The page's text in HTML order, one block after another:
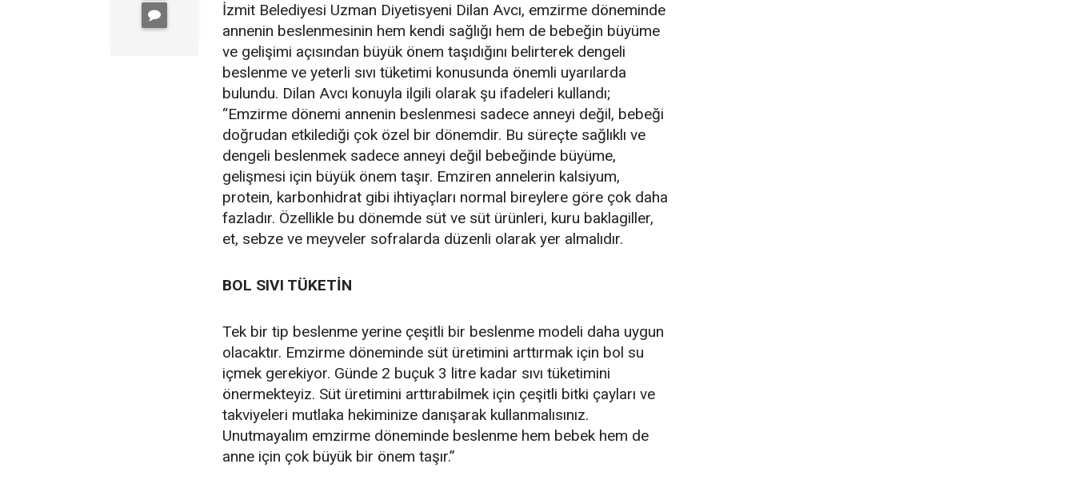
İzmit Belediyesi Uzman Diyetisyeni Dilan Avcı, emzirme döneminde
annenin beslenmesinin hem kendi sağlığı hem de bebeğin büyüme
ve gelişimi açısından büyük önem taşıdığını belirterek dengeli
beslenme ve yeterli sıvı tüketimi konusunda önemli uyarılarda
bulundu. Dilan Avcı konuyla ilgili olarak şu ifadeleri kullandı;
“Emzirme dönemi annenin beslenmesi sadece anneyi değil, bebeği
doğrudan etkilediği çok özel bir dönemdir. Bu süreçte sağlıklı ve
dengeli beslenmek sadece anneyi değil bebeğinde büyüme,
gelişmesi için büyük önem taşır. Emziren annelerin kalsiyum,
protein, karbonhidrat gibi ihtiyaçları normal bireylere göre çok daha
fazladır. Özellikle bu dönemde süt ve süt ürünleri, kuru baklagiller,
et, sebze ve meyveler sofralarda düzenli olarak yer almalıdır.
BOL SIVI TÜKETİN
Tek bir tip beslenme yerine çeşitli bir beslenme modeli daha uygun
olacaktır. Emzirme döneminde süt üretimini arttırmak için bol su
içmek gerekiyor. Günde 2 buçuk 3 litre kadar sıvı tüketimini
önermekteyiz. Süt üretimini arttırabilmek için çeşitli bitki çayları ve
takviyeleri mutlaka hekiminize danışarak kullanmalısınız.
Unutmayalım emzirme döneminde beslenme hem bebek hem de
anne için çok büyük bir önem taşır.”